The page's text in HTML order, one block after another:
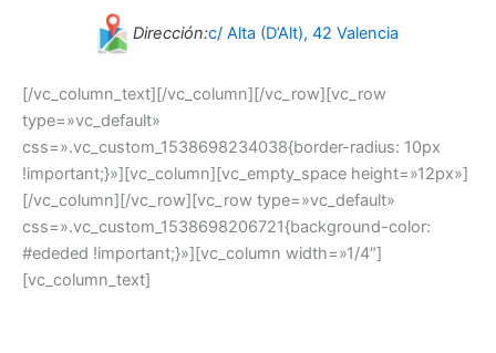
Dirección:c/ Alta (D’Alt), 42 Valencia
[/vc_column_text][/vc_column][/vc_row][vc_row
type=»vc_default»
css=».vc_custom_1538698234038{border-radius: 10px
!important;}»][vc_column][vc_empty_space height=»12px»]
[/vc_column][/vc_row][vc_row type=»vc_default»
css=».vc_custom_1538698206721{background-color:
#ededed !important;}»][vc_column width=»1/4″]
[vc_column_text]